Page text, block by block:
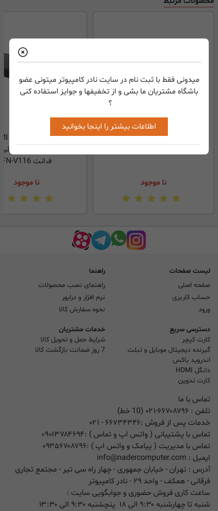
میدونی فقط با ثبت نام در سایت نادر کامپیوتر میتونی عضو
باشگاه مشتریان ما بشی و از تخفیفها و جوایز استفاده کنی
؟
اطلاعات بیشتر را اینجا بخوانید
اسپلیتر 1 به 16 پورت 3D Support
نا موجود
فرانت FN-V116
نا موجود
لیست صفحات
صفحه اصلی
حساب کاربری
ورود
راهنما
راهنمای نصب محصولات
نرم افزار و درایور
نحوه سفارش کالا
دسترسی سریع
کارت کپچر
گیرنده دیجیتال موبایل و تبلت
اندروید باکس
دانگل HDMI
کارت تدوین
خدمات مشتریان
شرایط حمل و تحویل کالا
7 روز ضمانت بازگشت کالا
تماس با ما
تلفن : ۰۲۱-۶۶۷۰۸۷۹۶ (10 خط)
خدمات پس از فروش :۶۶۷۳۴۳۴۶ - ۰۲۱
تماس با پشتیبانی ( واتس اپ و تماس ) :۰۹۰۱۳۷۸۴۶۹۴
تماس با مدیریت ( پیامک و واتس اپ ) :۰۹۳۵۶۷۰۸۷۹۶
ایمیل : info@nadercomputer.com
آدرس : تهران - خیابان جمهوری - چهار راه سی تیر - مجتمع تجاری
فرقانی - همکف - واحد ۲۹ - نادر کامپیوتر
ساعت کاری فروش حضوری و جوابگویی سایت :
شنبه تا چهارشنبه ۹:۳۰ الی ۱۸ پنچشنبه ۹:۳۰ الی ۱۳:۳۰